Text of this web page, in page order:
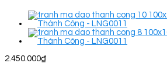
2.450.000₫